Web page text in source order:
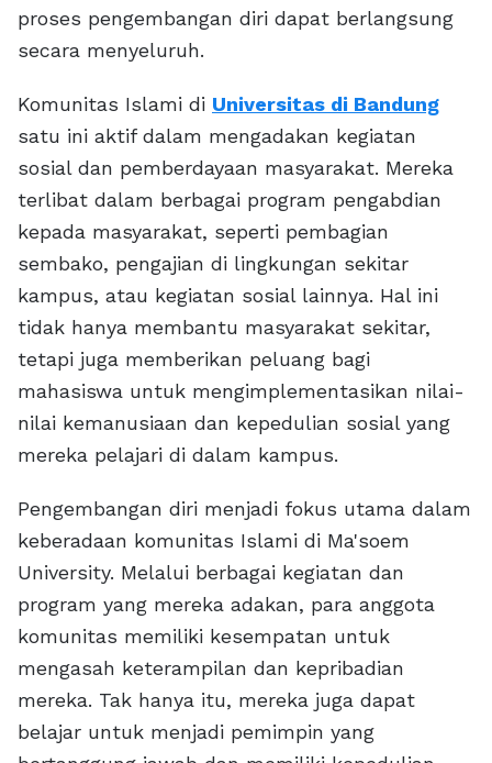
proses pengembangan diri dapat berlangsung
secara menyeluruh.
Komunitas Islami di Universitas di Bandung
satu ini aktif dalam mengadakan kegiatan
sosial dan pemberdayaan masyarakat. Mereka
terlibat dalam berbagai program pengabdian
kepada masyarakat, seperti pembagian
sembako, pengajian di lingkungan sekitar
kampus, atau kegiatan sosial lainnya. Hal ini
tidak hanya membantu masyarakat sekitar,
tetapi juga memberikan peluang bagi
mahasiswa untuk mengimplementasikan nilai-
nilai kemanusiaan dan kepedulian sosial yang
mereka pelajari di dalam kampus.
Pengembangan diri menjadi fokus utama dalam
keberadaan komunitas Islami di Ma'soem
University. Melalui berbagai kegiatan dan
program yang mereka adakan, para anggota
komunitas memiliki kesempatan untuk
mengasah keterampilan dan kepribadian
mereka. Tak hanya itu, mereka juga dapat
belajar untuk menjadi pemimpin yang